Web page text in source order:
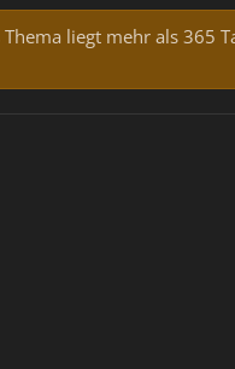
liegt mehr als 365